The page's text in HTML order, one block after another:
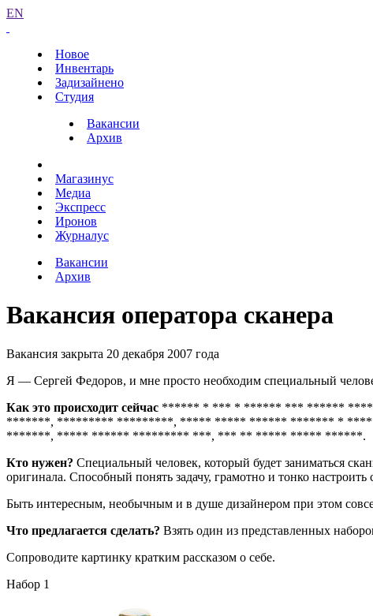
EN
Новое
Инвентарь
Задизайнено
Студия
Вакансии
Архив
Магазинус
Медиа
Экспресс
Иронов
Журналус
Вакансии
Архив
Вакансия оператора сканера
Вакансия закрыта 20 декабря 2007 года
Я — Сергей Федоров, и мне просто необходим специальный
Как это происходит сейчас ****** * *** * ****** *** ******
*******, ********* *********, ***** ***** ****** ******* *
*******, ***** ****** ********* ***, *** ** ***** ***** ******.
Кто нужен? Специальный человек, который будет заниматься
оригинала. Способный понять задачу, грамотно и тонко
Быть интересным, необычным и в душе дизайнером при этом
Что предлагается сделать? Взять один из представленных
Сопроводите картинку кратким рассказом о себе.
Набор 1